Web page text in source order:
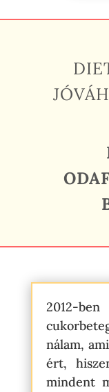
nálam,
ért,
mindent